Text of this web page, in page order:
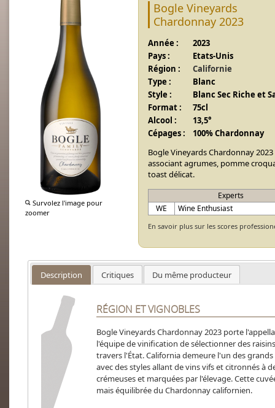
Survolez l'image pour
zoomer
Bogle Vineyards
Chardonnay 2023
Année :
2023
Pays :
Etats-Unis
Région :
Californie
Type :
Blanc
Style :
Blanc Sec Riche et
Format :
75cl
Alcool :
13,5°
Cépages :
100% Chardonnay
Bogle Vineyards Chardonnay
associant agrumes, pomme
toast délicat.
Experts
WE
Wine Enthusiast
En savoir plus sur les scores
Description Critiques Du même producteur
RÉGION ET VIGNOBLES
Bogle Vineyards Chardonnay 2023 porte
l'équipe de vinification de sélectionner des
travers l'État. California demeure l'un des
avec des styles allant de vins vifs et citronnés à
crémeuses et marquées par l'élevage. Cette
mais équilibrée du Chardonnay californien.